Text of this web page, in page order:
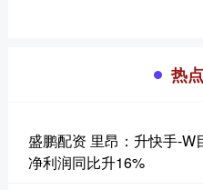
热
盛鹏配资 里昂：升快手-
净利润同比升16%